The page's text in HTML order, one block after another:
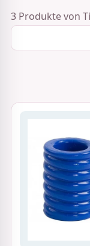
3 Produkte von